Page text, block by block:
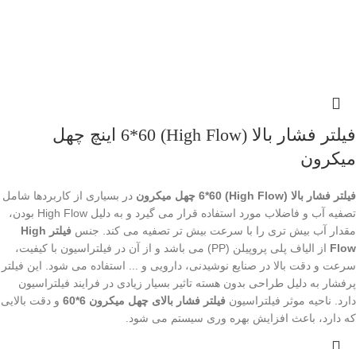
فیلتر فشار بالا (High Flow) 6*60 اینچ چهل
میکرون
فیلتر فشار بالا (High Flow) 6*60 چهل میکرون
در بسیاری از کاربردها شامل
تصفیه آب و فاضلاب مورد استفاده قرار می گیرد و به دلیل High Flow بودن،
مقدار آب بیش تری را با سرعت بیش تر تصفیه می کند. جنس
فیلتر High
Flow
از الیاف پلی پروپیلن (PP) می باشد و از آن در فیلتراسیون با کیفیت،
سرعت و دقت بالا در صنایع نوشیدنی، دارویی و ... استفاده می شود. این فیلتر
پرفشار به دلیل طراحی بدون هسته تاثیر بسیار زیادی در فرایند فیلتراسیون
دارد. ناحیه موثر فیلتراسیون فیلتر فشار بالای چهل میکرون 6*60
و دقت بالایی
که دارد، باعث افزایش بهره وری سیستم می شود.